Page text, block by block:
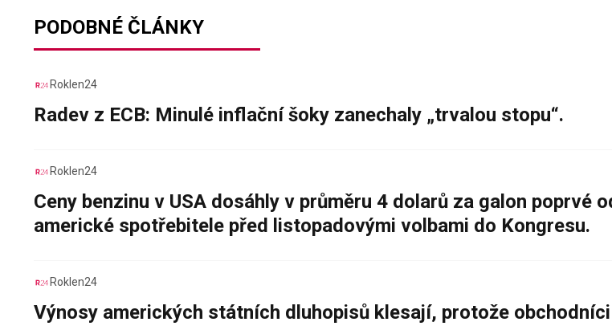
PODOBNÉ ČLÁNKY
Roklen24
Radev z ECB: Minulé inflační šoky zanechaly „trvalou stopu“.
Roklen24
Ceny benzinu v USA dosáhly v průměru 4 dolarů za galon poprvé
americké spotřebitele před listopadovými volbami do Kongresu.
Roklen24
Výnosy amerických státních dluhopisů klesají, protože